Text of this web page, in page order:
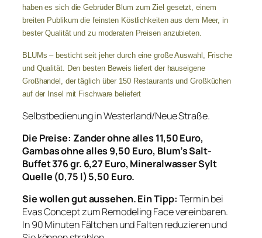
haben es sich die Gebrüder Blum zum Ziel gesetzt, einem
breiten Publikum die feinsten Köstlichkeiten aus dem Meer, in
bester Qualität und zu moderaten Preisen anzubieten.
BLUMs – besticht seit jeher durch eine große Auswahl, Frische
und Qualität. Den besten Beweis liefert der hauseigene
Großhandel, der täglich über 150 Restaurants und Großküchen
auf der Insel mit Fischware beliefert
Selbstbedienung in Westerland/Neue Straße.
Die Preise: Zander ohne alles 11,50 Euro,
Gambas ohne alles 9,50 Euro, Blum’s Salt-
Buffet 376 gr. 6,27 Euro, Mineralwasser Sylt
Quelle (0,75 l) 5,50 Euro.
Sie wollen gut aussehen. Ein Tipp: Termin bei
Evas Concept zum Remodeling Face vereinbaren.
In 90 Minuten Fältchen und Falten reduzieren und